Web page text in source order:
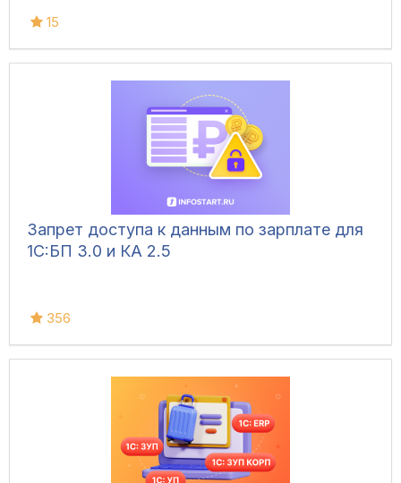
15
Запрет доступа к данным по зарплате для
1C:БП 3.0 и КА 2.5
356